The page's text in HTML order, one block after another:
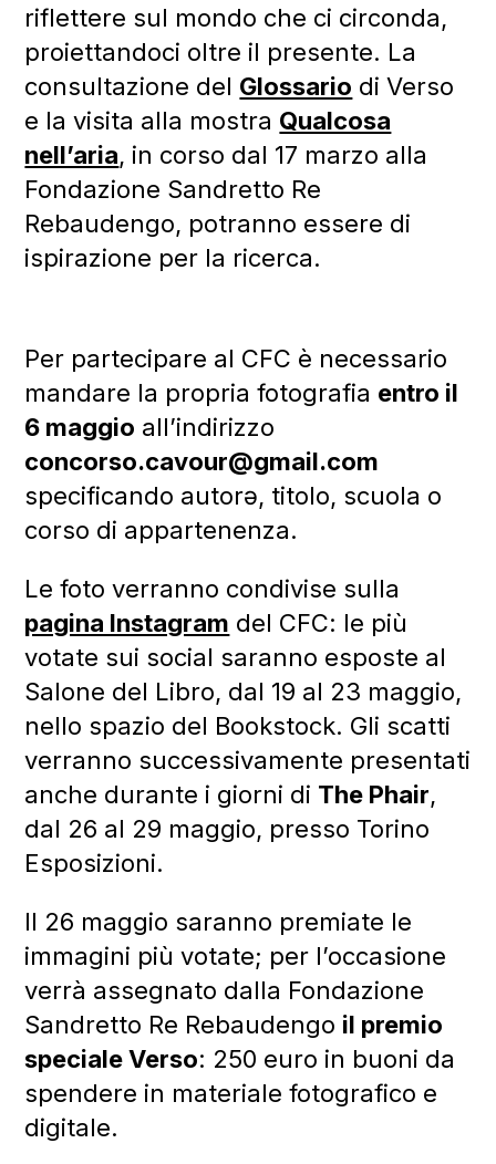
riflettere sul mondo che ci circonda,
proiettandoci oltre il presente. La
consultazione del Glossario di Verso
e la visita alla mostra Qualcosa
nell’aria, in corso dal 17 marzo alla
Fondazione Sandretto Re
Rebaudengo, potranno essere di
ispirazione per la ricerca.
Per partecipare al CFC è necessario
mandare la propria fotografia entro il
6 maggio all’indirizzo
concorso.cavour@gmail.com
specificando autorə, titolo, scuola o
corso di appartenenza.
Le foto verranno condivise sulla
pagina Instagram del CFC: le più
votate sui social saranno esposte al
Salone del Libro, dal 19 al 23 maggio,
nello spazio del Bookstock. Gli scatti
verranno successivamente presentati
anche durante i giorni di The Phair,
dal 26 al 29 maggio, presso Torino
Esposizioni.
Il 26 maggio saranno premiate le
immagini più votate; per l’occasione
verrà assegnato dalla Fondazione
Sandretto Re Rebaudengo il premio
speciale Verso: 250 euro in buoni da
spendere in materiale fotografico e
digitale.